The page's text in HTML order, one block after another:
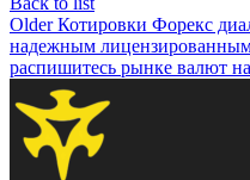
Older Котировки Форекс
надежным
распишитесь рынке валют